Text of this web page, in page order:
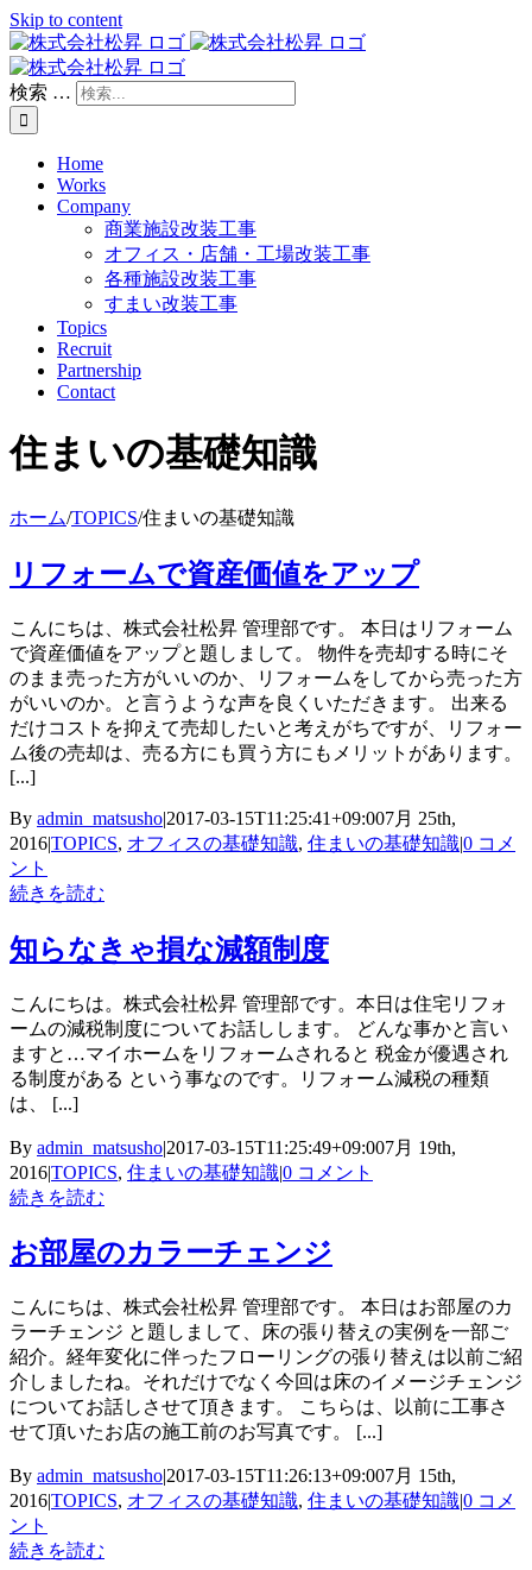
Skip to content
検索 …
Home
Works
Company
商業施設改装工事
オフィス・店舗・工場改装工事
各種施設改装工事
すまい改装工事
Topics
Recruit
Partnership
Contact
住まいの基礎知識
ホーム/TOPICS/住まいの基礎知識
リフォームで資産価値をアップ
こんにちは、株式会社松昇 管理部です。 本日はリフォーム
で資産価値をアップと題しまして。 物件を売却する時にそ
のまま売った方がいいのか、リフォームをしてから売った方
がいいのか。と言うような声を良くいただきます。 出来る
だけコストを抑えて売却したいと考えがちですが、リフォー
ム後の売却は、売る方にも買う方にもメリットがあります。
[...]
By admin_matsusho|2017-03-15T11:25:41+09:007月 25th,
2016|TOPICS, オフィスの基礎知識, 住まいの基礎知識|0 コメ
ント
続きを読む
知らなきゃ損な減額制度
こんにちは。株式会社松昇 管理部です。本日は住宅リフォ
ームの減税制度についてお話しします。 どんな事かと言い
ますと…マイホームをリフォームされると 税金が優遇され
る制度がある という事なのです。リフォーム減税の種類
は、 [...]
By admin_matsusho|2017-03-15T11:25:49+09:007月 19th,
2016|TOPICS, 住まいの基礎知識|0 コメント
続きを読む
お部屋のカラーチェンジ
こんにちは、株式会社松昇 管理部です。 本日はお部屋のカ
ラーチェンジ と題しまして、床の張り替えの実例を一部ご
紹介。経年変化に伴ったフローリングの張り替えは以前ご紹
介しましたね。それだけでなく今回は床のイメージチェンジ
についてお話しさせて頂きます。 こちらは、以前に工事さ
せて頂いたお店の施工前のお写真です。 [...]
By admin_matsusho|2017-03-15T11:26:13+09:007月 15th,
2016|TOPICS, オフィスの基礎知識, 住まいの基礎知識|0 コメ
ント
続きを読む